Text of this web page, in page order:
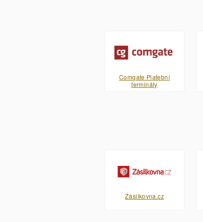
Comgate Platební
terminály
Zásilkovna.cz